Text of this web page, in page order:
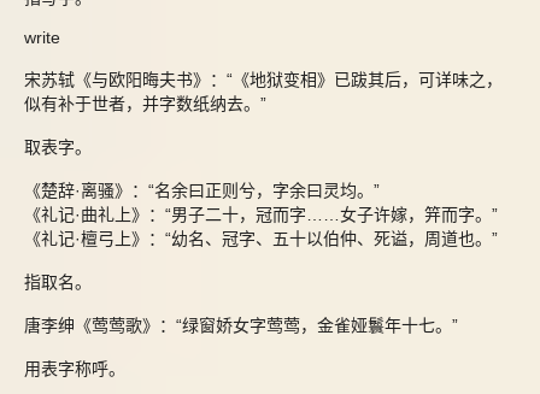
write
宋苏轼《与欧阳晦夫书》：“《地狱变相》已跋其后，可详味之，
似有补于世者，并字数纸纳去。”
取表字。
《楚辞·离骚》：“名余曰正则兮，字余曰灵均。”
《礼记·曲礼上》：“男子二十，冠而字……女子许嫁，笄而字。”
《礼记·檀弓上》：“幼名、冠字、五十以伯仲、死谥，周道也。”
指取名。
唐李绅《莺莺歌》：“绿窗娇女字莺莺，金雀娅鬟年十七。”
用表字称呼。